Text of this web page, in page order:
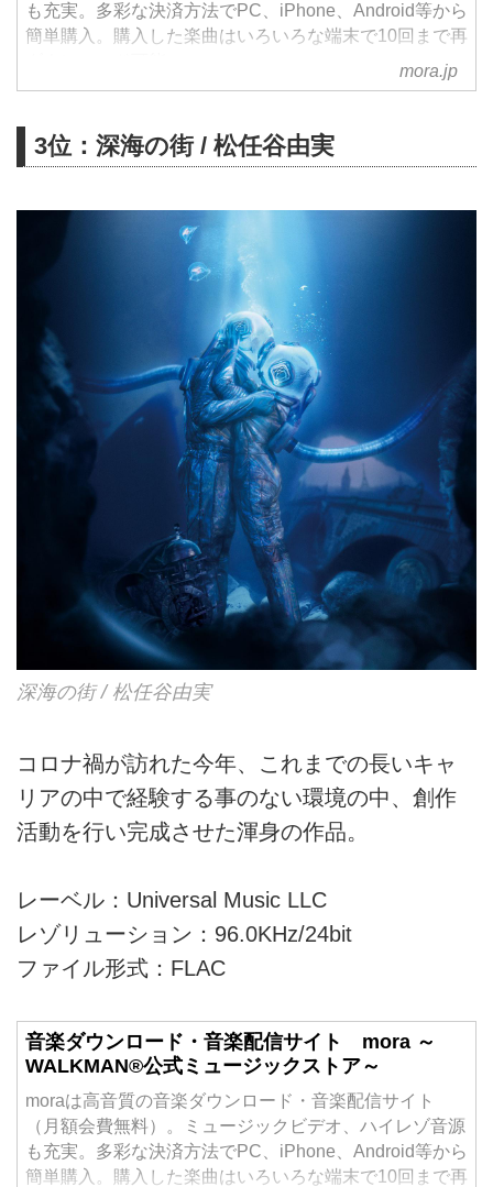
も充実。多彩な決済方法でPC、iPhone、Android等から
簡単購入。購入した楽曲はいろいろな端末で10回まで再
mora.jp
3位：深海の街 / 松任谷由実
深海の街 / 松任谷由実
コロナ禍が訪れた今年、これまでの長いキャ
リアの中で経験する事のない環境の中、創作
活動を行い完成させた渾身の作品。
レーベル：Universal Music LLC
レゾリューション：96.0KHz/24bit
ファイル形式：FLAC
音楽ダウンロード・音楽配信サイト mora ～
WALKMAN®公式ミュージックストア～
moraは高音質の音楽ダウンロード・音楽配信サイト
（月額会費無料）。ミュージックビデオ、ハイレゾ音源
も充実。多彩な決済方法でPC、iPhone、Android等から
簡単購入。購入した楽曲はいろいろな端末で10回まで再